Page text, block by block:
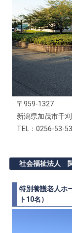
〒959-1327
新潟県加茂市千
TEL：0256-53-
社会福祉法人
特別養護老人ホ
ト10名）